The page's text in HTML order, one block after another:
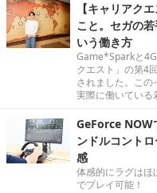
【キャリアク
こと。セガの
いう働き方
Game*Sparkと
クエスト」の第4
されました。こ
実際に働いている
GeForce
ンドルコント
感
体感的にラグはほ
でプレイ可能！